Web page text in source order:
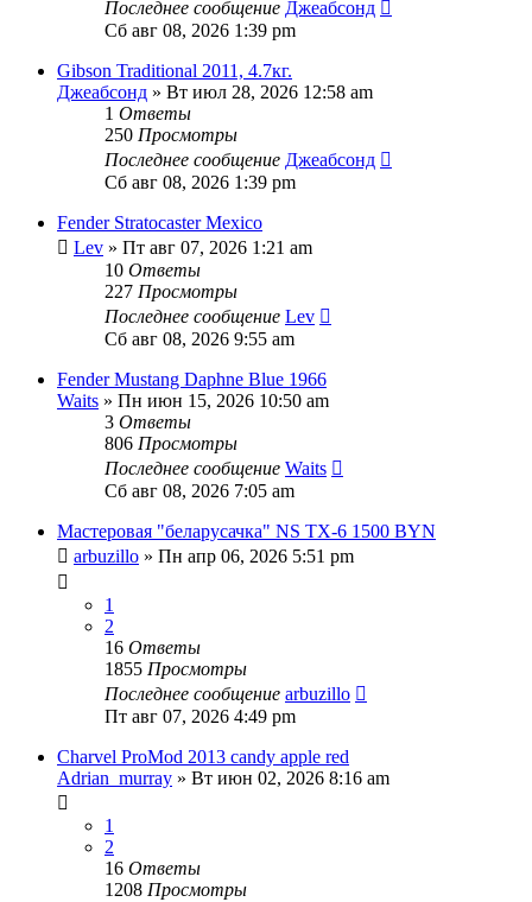
Последнее сообщение Джеабсонд
Сб авг 08, 2026 1:39 pm
Gibson Traditional 2011, 4.7кг.
Джеабсонд » Вт июл 28, 2026 12:58 am
1 Ответы
250 Просмотры
Последнее сообщение Джеабсонд
Сб авг 08, 2026 1:39 pm
Fender Stratocaster Mexico
Lev » Пт авг 07, 2026 1:21 am
10 Ответы
227 Просмотры
Последнее сообщение Lev
Сб авг 08, 2026 9:55 am
Fender Mustang Daphne Blue 1966
Waits » Пн июн 15, 2026 10:50 am
3 Ответы
806 Просмотры
Последнее сообщение Waits
Сб авг 08, 2026 7:05 am
Мастеровая "беларусачка" NS TX-6 1500 BYN
arbuzillo » Пн апр 06, 2026 5:51 pm
1
2
16 Ответы
1855 Просмотры
Последнее сообщение arbuzillo
Пт авг 07, 2026 4:49 pm
Charvel ProMod 2013 candy apple red
Adrian_murray » Вт июн 02, 2026 8:16 am
1
2
16 Ответы
1208 Просмотры